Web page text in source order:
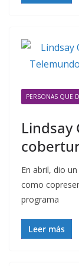
PERSONAS QUE
Lindsay
En abril, dio
como
programa
Leer más